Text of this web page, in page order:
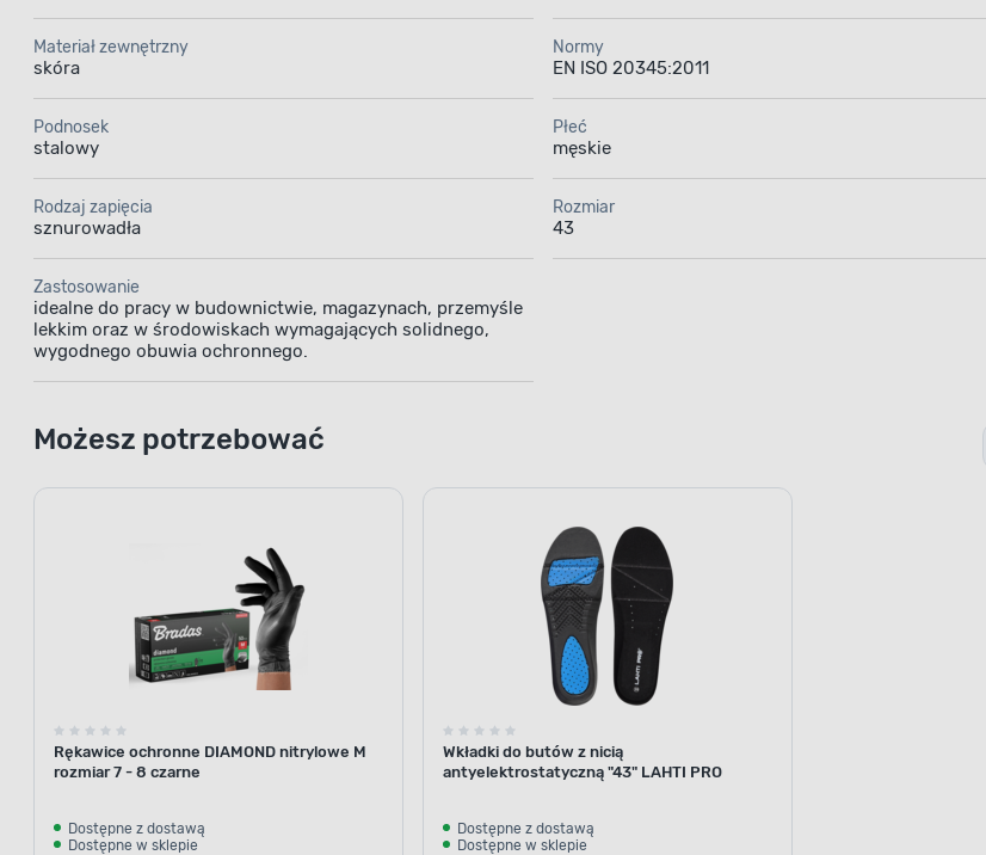
Materiał zewnętrzny
skóra
Normy
EN ISO 20345:2011
Podnosek
stalowy
Płeć
męskie
Rodzaj zapięcia
sznurowadła
Rozmiar
43
Zastosowanie
idealne do pracy w budownictwie, magazynach, przemyśle
lekkim oraz w środowiskach wymagających solidnego,
wygodnego obuwia ochronnego.
Możesz potrzebować
Rękawice ochronne DIAMOND nitrylowe M
rozmiar 7 - 8 czarne
Dostępne z dostawą
Dostępne w sklepie
Wkładki do butów z nicią
antyelektrostatyczną "43" LAHTI PRO
Dostępne z dostawą
Dostępne w sklepie